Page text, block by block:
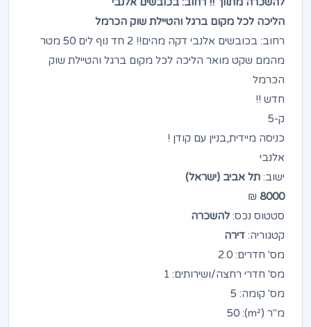
הליכה לכל מקום ברגל והטיילת שוק הכרמל
רחוב: בכובשים אלנבי דקה מהים!! 2 חד נוף לים 50 מטר
מהמם שקט מואר הליכה לכל מקום ברגל והטיילת שוק
הכרמל
חדש !!
ק-5
כניסה מיידית,בניין עם קודן !
אלנבי
ישוב: תל אביב (ישראל)
8000
₪
סטטוס נכס: להשכרה
קטגוריה: דירה
מס' חדרים: 2.0
מס' חדרי רחצה/ושירותים: 1
מס' קומה: 5
מ"ר (m²): 50